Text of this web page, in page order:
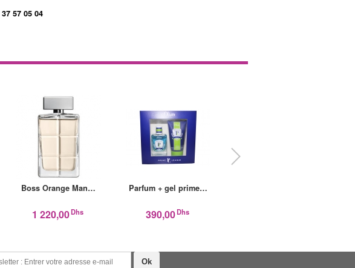
57 05 04
Boss Orange Man…
1 220,00Dhs
Parfum + gel prime…
390,00Dhs